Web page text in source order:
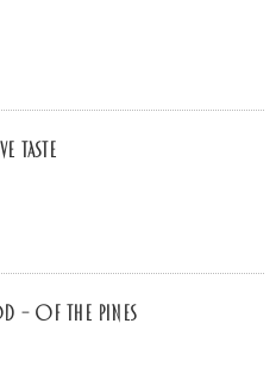
Taste
– of the pines